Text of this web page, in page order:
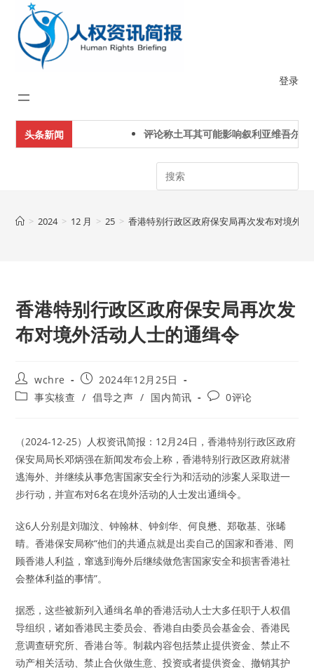
content
登录
头条新闻 评论称土耳其可能影响叙利亚维吾尔人
Search
> 2024 > 12 月 > 25 > 香港特别行政区政府保安局再次发布对境外
香港特别行政区政府保安局再次发
布对境外活动人士的通缉令
Post
author:
wchre
Post
published:
2024年12月25日
Post事实核查 / 倡导之声 / 国内简讯
Post0评论
（2024-12-25）人权资讯简报：12月24日，香港特别行政区政府
保安局局长邓炳强在新闻发布会上称，香港特别行政区政府就潜
逃海外、并继续从事危害国家安全行为和活动的涉案人采取进一
步行动，并宣布对6名在境外活动的人士发出通缉令。
这6人分别是刘珈汶、钟翰林、钟剑华、何良懋、郑敬基、张晞
晴。香港保安局称“他们的共通点就是出卖自己的国家和香港、罔
顾香港人利益，窜逃到海外后继续做危害国家安全和损害香港社
会整体利益的事情”。
据悉，这些被新列入通缉名单的香港活动人士大多任职于人权倡
导组织，诸如香港民主委员会、香港自由委员会基金会、香港民
意调查研究所、香港台等。制裁内容包括禁止提供资金、禁止不
动产相关活动、禁止合伙做生意、投资或者提供资金、撤销其护